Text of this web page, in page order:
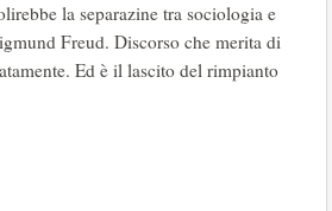
la separazine tra sociologia e
Freud. Discorso che merita di
Ed è il lascito del rimpianto